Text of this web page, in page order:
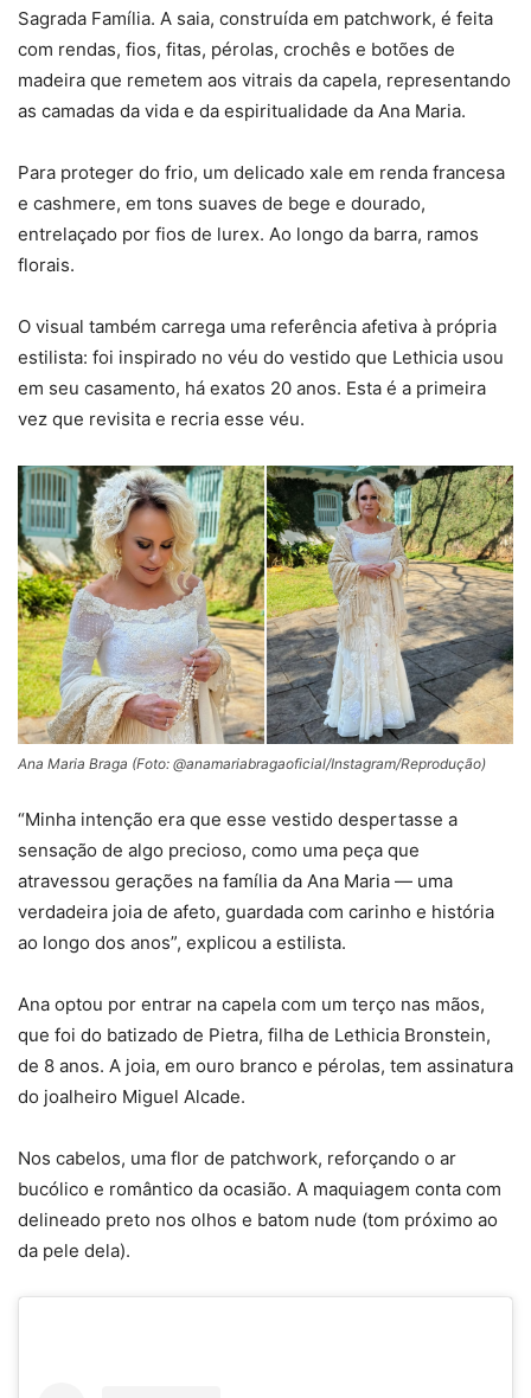
Sagrada Família. A saia, construída em patchwork, é feita
com rendas, fios, fitas, pérolas, crochês e botões de
madeira que remetem aos vitrais da capela, representando
as camadas da vida e da espiritualidade da Ana Maria.
Para proteger do frio, um delicado xale em renda francesa
e cashmere, em tons suaves de bege e dourado,
entrelaçado por fios de lurex. Ao longo da barra, ramos
florais.
O visual também carrega uma referência afetiva à própria
estilista: foi inspirado no véu do vestido que Lethicia usou
em seu casamento, há exatos 20 anos. Esta é a primeira
vez que revisita e recria esse véu.
Ana Maria Braga (Foto: @anamariabragaoficial/Instagram/Reprodução)
“Minha intenção era que esse vestido despertasse a
sensação de algo precioso, como uma peça que
atravessou gerações na família da Ana Maria — uma
verdadeira joia de afeto, guardada com carinho e história
ao longo dos anos”, explicou a estilista.
Ana optou por entrar na capela com um terço nas mãos,
que foi do batizado de Pietra, filha de Lethicia Bronstein,
de 8 anos. A joia, em ouro branco e pérolas, tem assinatura
do joalheiro Miguel Alcade.
Nos cabelos, uma flor de patchwork, reforçando o ar
bucólico e romântico da ocasião. A maquiagem conta com
delineado preto nos olhos e batom nude (tom próximo ao
da pele dela).